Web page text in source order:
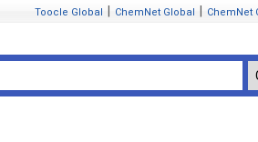
Toocle Global ChemNet Global ChemNet